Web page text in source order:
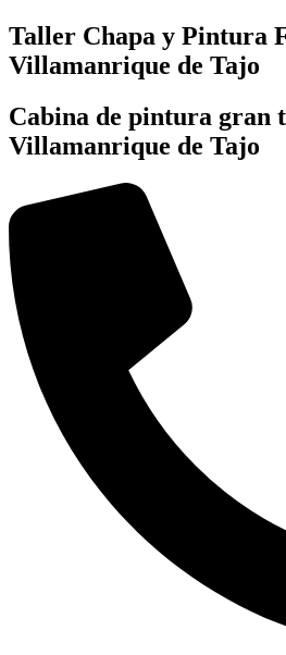
Taller Chapa y Pintura
Villamanrique de Tajo
Cabina de pintura gran
Villamanrique de Tajo